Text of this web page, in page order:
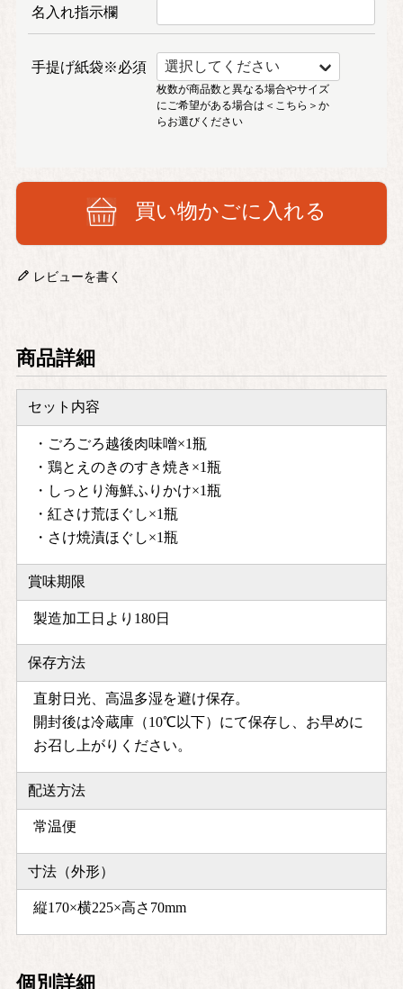
買い物かごに入れる
名入れ指示欄
手提げ紙袋※必須
枚数が商品数と異なる場合やサイズ
にご希望がある場合は ＜こちら＞か
らお選びください
レビューを書く
商品詳細
セット内容
・ごろごろ越後肉味噌×1瓶
・鶏とえのきのすき焼き×1瓶
・しっとり海鮮ふりかけ×1瓶
・紅さけ荒ほぐし×1瓶
・さけ焼漬ほぐし×1瓶
賞味期限
製造加工日より180日
保存方法
直射日光、高温多湿を避け保存。
開封後は冷蔵庫（10℃以下）にて保存し、お早めに
お召し上がりください。
配送方法
常温便
寸法（外形）
縦170×横225×高さ70mm
個別詳細